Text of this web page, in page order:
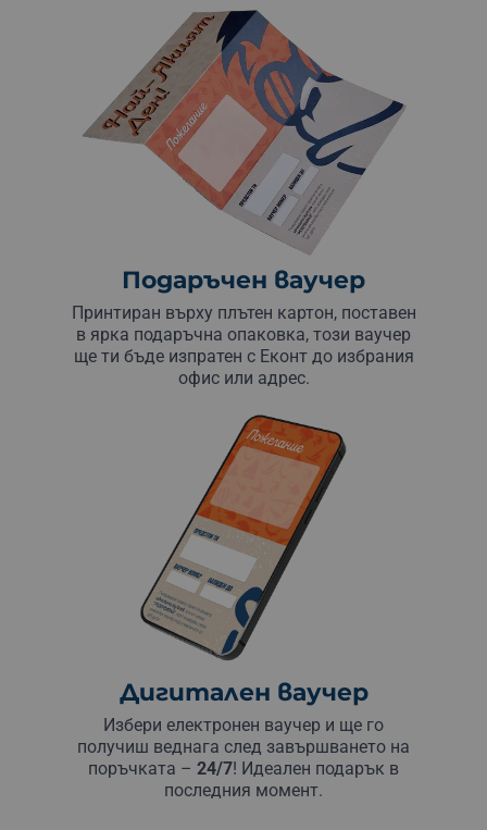
Подаръчен ваучер
Принтиран върху плътен картон, поставен
в ярка подаръчна опаковка, този ваучер
ще ти бъде изпратен с Еконт до избрания
офис или адрес.
Дигитален ваучер
Избери електронен ваучер и ще го
получиш веднага след завършването на
поръчката – 24/7! Идеален подарък в
последния момент.